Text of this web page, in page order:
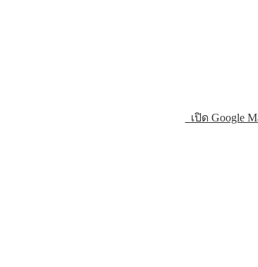
เปิด Google